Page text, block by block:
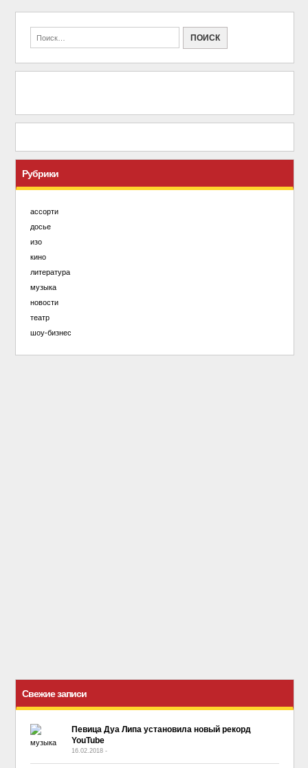
Рубрики
ассорти
досье
изо
кино
литература
музыка
новости
театр
шоу-бизнес
Свежие записи
Певица Дуа Липа установила новый рекорд
YouTube
16.02.2018 -